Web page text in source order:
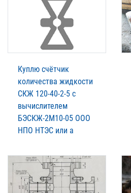
Куплю счётчик
количества жидкости
СКЖ 120-40-2-5 с
вычислителем
БЭСКЖ-2М10-05 ООО
НПО НТЭС или а